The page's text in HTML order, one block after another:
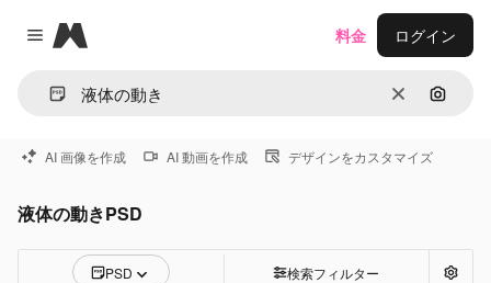
Close menu
Magnific
消去 画像で
料金 ログイン
AI 画像を作成 AI 動画を作成 デザインをカスタマイズ
液体の動きPSD
PSD 検索フィルター